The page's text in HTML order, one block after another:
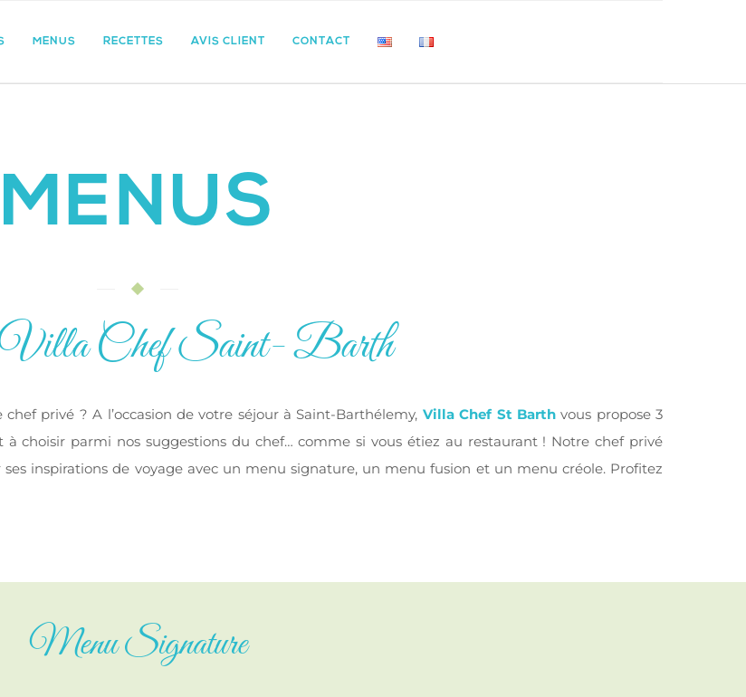
MENUS RECETTES AVIS CLIENT CONTACT
MENUS
Chef Saint- Barth
privé ? A l’occasion de votre séjour à Saint-Barthélemy, Villa Chef St Barthvous propose 3
à choisir parmi nos suggestions du chef… comme si vous étiez au restaurant ! Notre chef privé
inspirations de voyage avec un menu signature, un menu fusion et un menu créole. Profitez
Menu Signature